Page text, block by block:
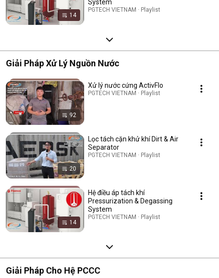
14
System
PGTECH VIETNAM · Playlist
Giải Pháp Xử Lý Nguồn Nước
92
Xử lý nước cứng ActivFlo
PGTECH VIETNAM · Playlist
20
Lọc tách cặn khử khí Dirt & Air
Separator
PGTECH VIETNAM · Playlist
14
Hệ điều áp tách khí
Pressurization & Degassing
System
PGTECH VIETNAM · Playlist
Giải Pháp Cho Hệ PCCC